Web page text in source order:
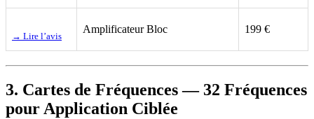
→ Lire l’avis
Amplificateur Bloc 199 €
3. Cartes de Fréquences — 32 Fréquences
pour Application Ciblée